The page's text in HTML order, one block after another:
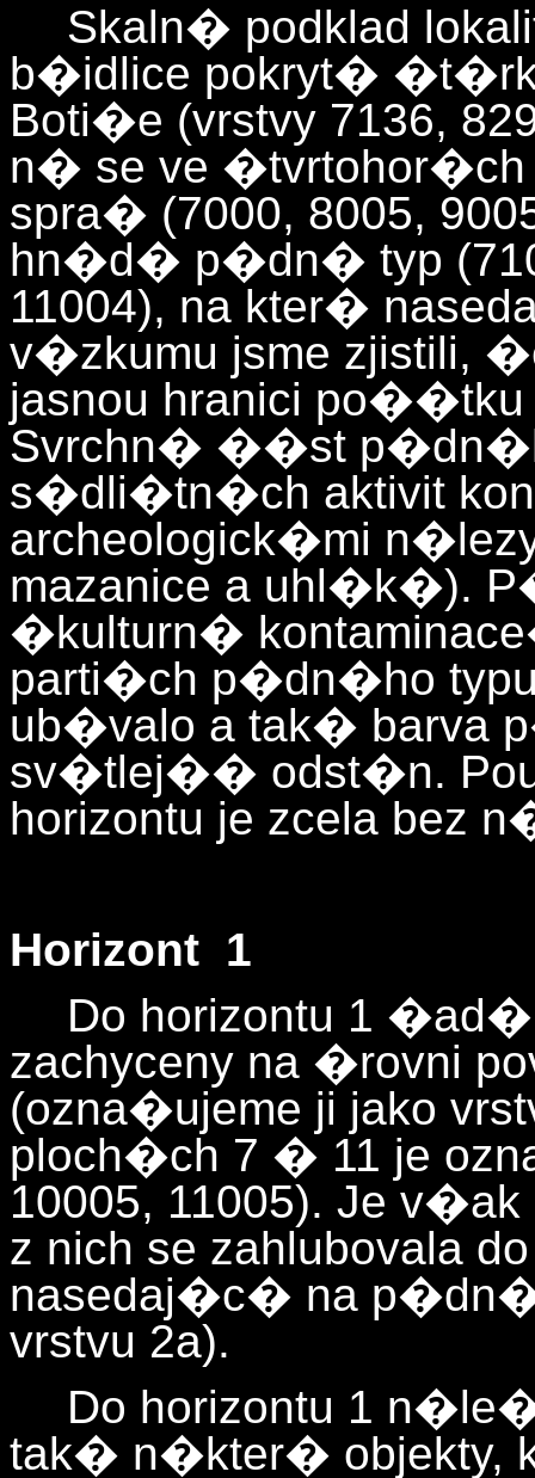
Skaln� podklad
b�idlice pokryt�
Boti�e (vrstvy 7136,
n� se ve
spra� (7000, 8005,
hn�d� p�dn� typ
11004), na kter�
v�zkumu jsme zjistili,
jasnou hranici
Svrchn� ��st
s�dli�tn�ch aktivit
archeologick�mi
mazanice a uhl�k�).
�kulturn�
parti�ch p�dn�ho
ub�valo a tak� barva
sv�tlej�� odst�n.
horizontu je zcela bez
Horizont 1
Do horizontu 1
zachyceny na �rovni
(ozna�ujeme ji jako
ploch�ch 7 � 11 je
10005, 11005). Je
z nich se zahlubovala
nasedaj�c� na p�dn�
vrstvu 2a).
Do horizontu 1
tak� n�kter� objekty,